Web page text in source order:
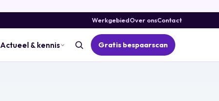
WerkgebiedOver onsContact
Actueel & kennis Gratis bespaarscan